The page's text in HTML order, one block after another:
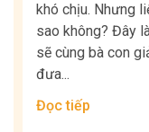
khó chịu. Nhưng
sao không? Đây
sẽ cùng bà con
đưa...
Đọc tiếp